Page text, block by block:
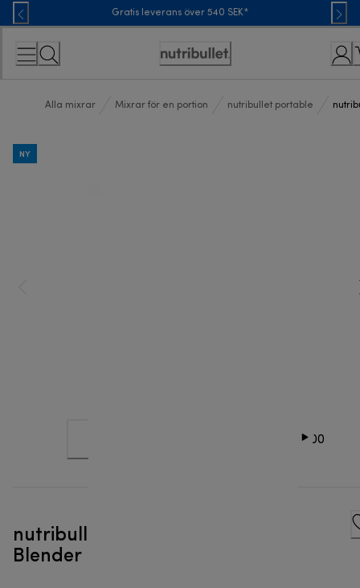
Skip
to
Content
Gratis leverans över 540 SEK*
Accessibility
Alla mixrar Mixrar för en portion nutribullet portable
NY
nutribullet® Portable - Portable
Blender